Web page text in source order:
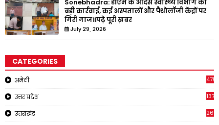
Sonebhadra: डीएम के आदेस स्वास्थ्य विभाग की
बड़ी कार्रवाई, कई अस्पतालों और पैथोलॉजी केंद्रों पर
गिरी गाज।।पढ़े पूरी ख़बर
July 29, 2026
CATEGORIES
अमेठी 4751
उत्तर प्रदेश 1375
उत्तराखंड 2651